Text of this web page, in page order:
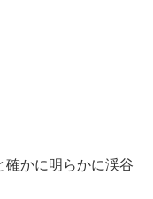
確かに明らかに渓谷